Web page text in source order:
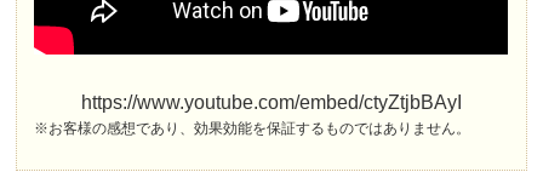
https://www.youtube.com/embed/ctyZtjbBAyI
※お客様の感想であり、効果効能を保証するものではありません。